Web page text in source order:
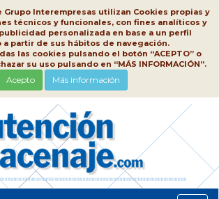
Grupo Interempresas utilizan Cookies propias y
técnicos y funcionales, con fines analíticos y
personalizada en base a un perfil
a partir de sus hábitos de navegación.
las cookies pulsando el botón “ACEPTO” o
su uso pulsando en “MÁS INFORMACIÓN”.
Acepto Más información